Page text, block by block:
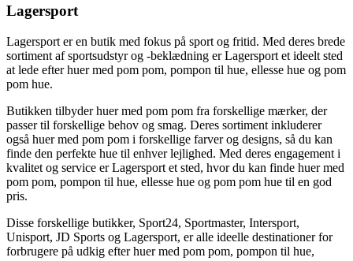
Lagersport
Lagersport er en butik med fokus på sport og fritid. Med deres brede
sortiment af sportsudstyr og -beklædning er Lagersport et ideelt sted
at lede efter huer med pom pom, pompon til hue, ellesse hue og pom
pom hue.
Butikken tilbyder huer med pom pom fra forskellige mærker, der
passer til forskellige behov og smag. Deres sortiment inkluderer
også huer med pom pom i forskellige farver og designs, så du kan
finde den perfekte hue til enhver lejlighed. Med deres engagement i
kvalitet og service er Lagersport et sted, hvor du kan finde huer med
pom pom, pompon til hue, ellesse hue og pom pom hue til en god
pris.
Disse forskellige butikker, Sport24, Sportmaster, Intersport,
Unisport, JD Sports og Lagersport, er alle ideelle destinationer for
forbrugere på udkig efter huer med pom pom, pompon til hue,